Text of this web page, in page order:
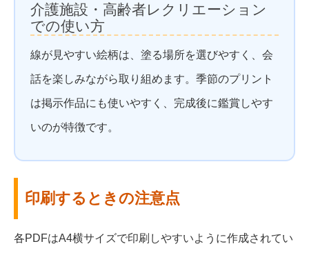
介護施設・高齢者レクリエーション
での使い方
線が見やすい絵柄は、塗る場所を選びやすく、会
話を楽しみながら取り組めます。季節のプリント
は掲示作品にも使いやすく、完成後に鑑賞しやす
いのが特徴です。
印刷するときの注意点
各PDFはA4横サイズで印刷しやすいように作成されてい